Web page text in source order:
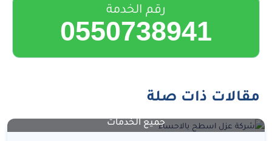
رقم الخدمة
0550738941
مقالات ذات صلة
جميع الخدمات